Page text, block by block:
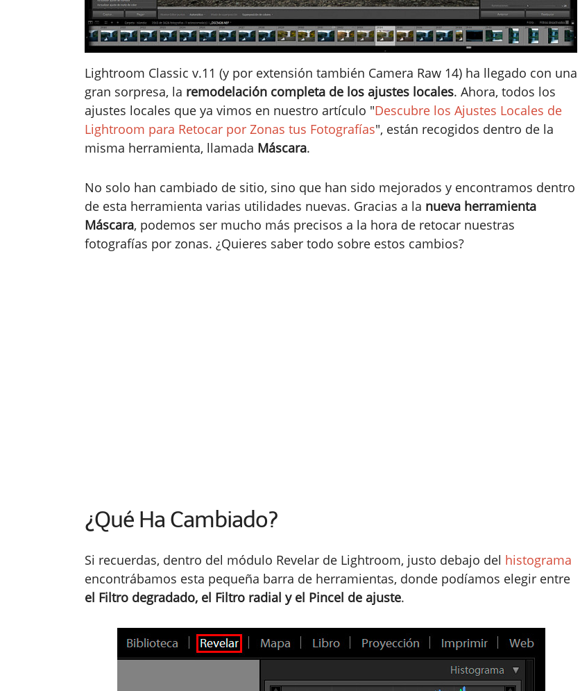
Lightroom Classic v.11 (y por extensión también Camera Raw 14) ha llegado con una
gran sorpresa, la remodelación completa de los ajustes locales. Ahora, todos los
ajustes locales que ya vimos en nuestro artículo "Descubre los Ajustes Locales de
Lightroom para Retocar por Zonas tus Fotografías", están recogidos dentro de la
misma herramienta, llamada Máscara.
No solo han cambiado de sitio, sino que han sido mejorados y encontramos dentro
de esta herramienta varias utilidades nuevas. Gracias a la nueva herramienta
Máscara, podemos ser mucho más precisos a la hora de retocar nuestras
fotografías por zonas. ¿Quieres saber todo sobre estos cambios?
¿Qué Ha Cambiado?
Si recuerdas, dentro del módulo Revelar de Lightroom, justo debajo del histograma
encontrábamos esta pequeña barra de herramientas, donde podíamos elegir entre
el Filtro degradado, el Filtro radial y el Pincel de ajuste.